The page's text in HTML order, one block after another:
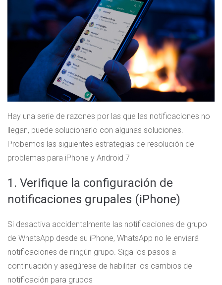
Hay una serie de razones por las que las notificaciones no
llegan, puede solucionarlo con algunas soluciones.
Probemos las siguientes estrategias de resolución de
problemas para iPhone y Android 7
1. Verifique la configuración de
notificaciones grupales (iPhone)
Si desactiva accidentalmente las notificaciones de grupo
de WhatsApp desde su iPhone, WhatsApp no ​​le enviará
notificaciones de ningún grupo. Siga los pasos a
continuación y asegúrese de habilitar los cambios de
notificación para grupos